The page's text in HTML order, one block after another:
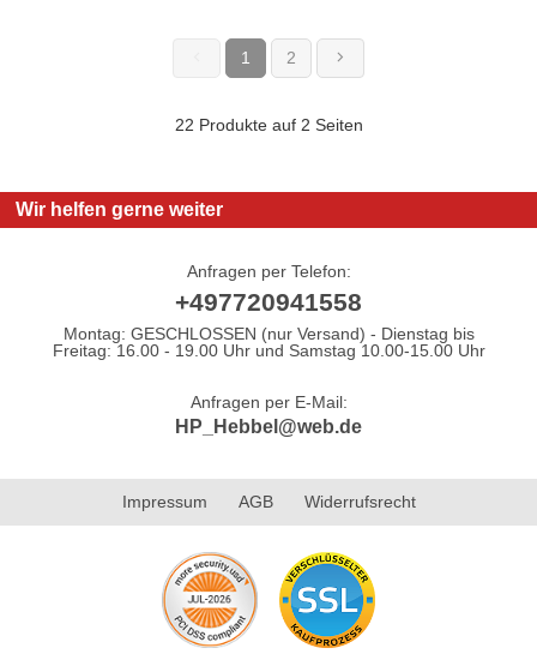
1 (current)
2
22 Produkte auf 2 Seiten
Wir helfen gerne weiter
Anfragen per Telefon:
+497720941558
Montag: GESCHLOSSEN (nur Versand) - Dienstag bis
Freitag: 16.00 - 19.00 Uhr und Samstag 10.00-15.00 Uhr
Anfragen per E-Mail:
HP_Hebbel@web.de
Impressum AGB Widerrufsrecht